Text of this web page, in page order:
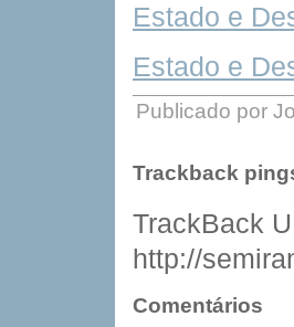
Estado e
Estado e
Publicado por
Trackback
TrackBack
http://
Comentários